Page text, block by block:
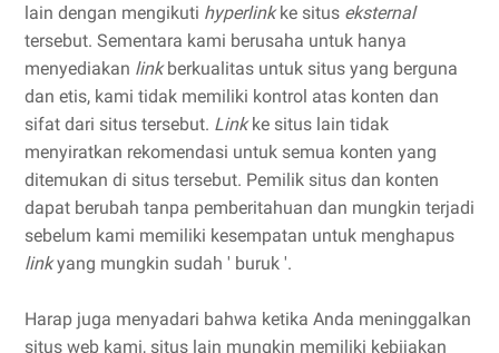
lain dengan mengikuti hyperlinkke situs eksternal
tersebut. Sementara kami berusaha untuk hanya
menyediakan linkberkualitas untuk situs yang berguna
dan etis, kami tidak memiliki kontrol atas konten dan
sifat dari situs tersebut. Linkke situs lain tidak
menyiratkan rekomendasi untuk semua konten yang
ditemukan di situs tersebut. Pemilik situs dan konten
dapat berubah tanpa pemberitahuan dan mungkin terjadi
sebelum kami memiliki kesempatan untuk menghapus
linkyang mungkin sudah ' buruk '.
Harap juga menyadari bahwa ketika Anda meninggalkan
situs web kami, situs lain mungkin memiliki kebijakan